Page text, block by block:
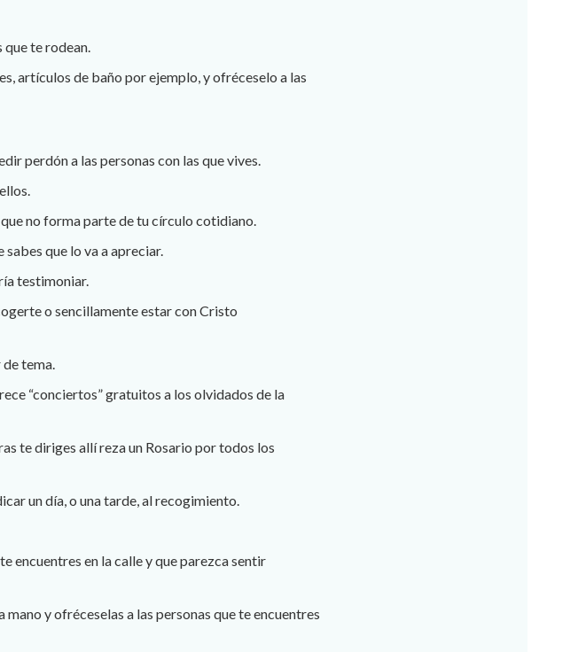
te rodean.
artículos de baño por ejemplo, y ofréceselo a las
perdón a las personas con las que vives.
no forma parte de tu círculo cotidiano.
que lo va a apreciar.
testimoniar.
o sencillamente estar con Cristo
tema.
“conciertos” gratuitos a los olvidados de la
te diriges allí reza un Rosario por todos los
un día, o una tarde, al recogimiento.
encuentres en la calle y que parezca sentir
y ofréceselas a las personas que te encuentres